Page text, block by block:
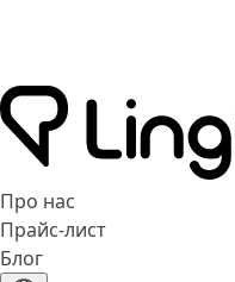
Про нас
Прайс-лист
Блог